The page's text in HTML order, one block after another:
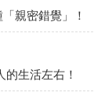
親密錯覺」！
生活左右！